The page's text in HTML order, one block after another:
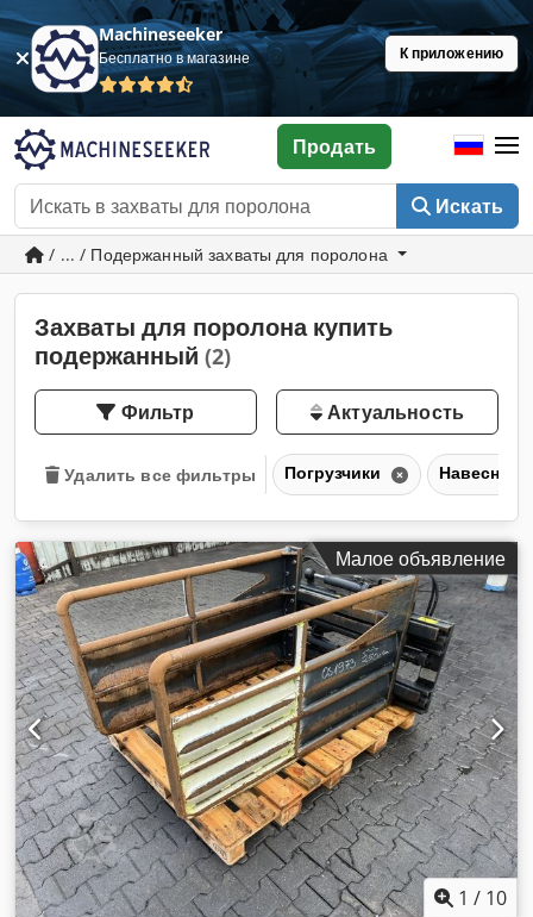
Machineseeker
Бесплатно в магазине К приложению
Искать
Продать
/ ... / Подержанный захваты для поролона
Захваты для поролона купить
подержанный (2)
Фильтр Актуальность
Удалить все фильтры Погрузчики Навесное
Малое объявление
1 / 10